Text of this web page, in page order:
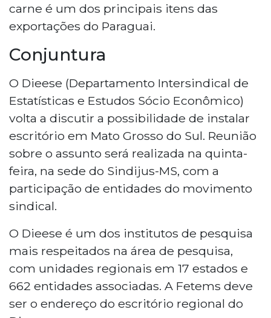
carne é um dos principais itens das
exportações do Paraguai.
Conjuntura
O Dieese (Departamento Intersindical de
Estatísticas e Estudos Sócio Econômico)
volta a discutir a possibilidade de instalar
escritório em Mato Grosso do Sul. Reunião
sobre o assunto será realizada na quinta-
feira, na sede do Sindijus-MS, com a
participação de entidades do movimento
sindical.
O Dieese é um dos institutos de pesquisa
mais respeitados na área de pesquisa,
com unidades regionais em 17 estados e
662 entidades associadas. A Fetems deve
ser o endereço do escritório regional do